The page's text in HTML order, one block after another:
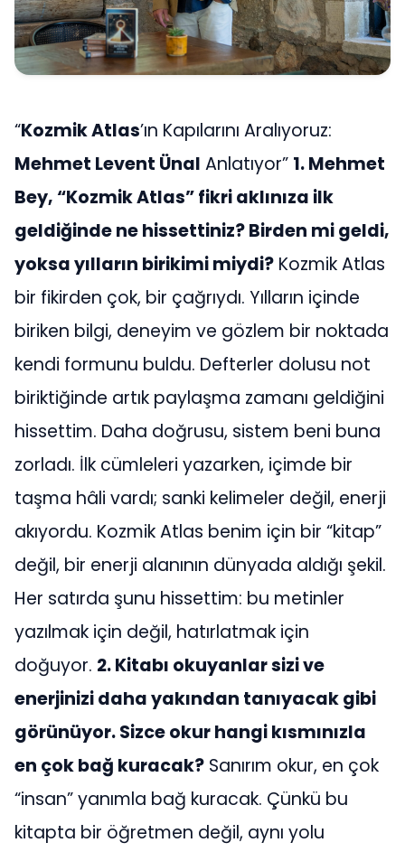
“Kozmik Atlas’ın Kapılarını Aralıyoruz:
Mehmet Levent Ünal Anlatıyor” 1. Mehmet
Bey, “Kozmik Atlas” fikri aklınıza ilk
geldiğinde ne hissettiniz? Birden mi geldi,
yoksa yılların birikimi miydi? Kozmik Atlas
bir fikirden çok, bir çağrıydı. Yılların içinde
biriken bilgi, deneyim ve gözlem bir noktada
kendi formunu buldu. Defterler dolusu not
biriktiğinde artık paylaşma zamanı geldiğini
hissettim. Daha doğrusu, sistem beni buna
zorladı. İlk cümleleri yazarken, içimde bir
taşma hâli vardı; sanki kelimeler değil, enerji
akıyordu. Kozmik Atlas benim için bir “kitap”
değil, bir enerji alanının dünyada aldığı şekil.
Her satırda şunu hissettim: bu metinler
yazılmak için değil, hatırlatmak için
doğuyor. 2. Kitabı okuyanlar sizi ve
enerjinizi daha yakından tanıyacak gibi
görünüyor. Sizce okur hangi kısmınızla
en çok bağ kuracak? Sanırım okur, en çok
“insan” yanımla bağ kuracak. Çünkü bu
kitapta bir öğretmen değil, aynı yolu